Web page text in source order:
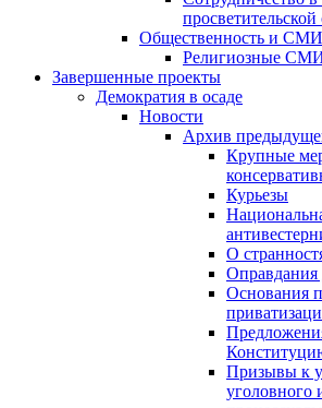
просветительской
Общественность и СМИ
Религиозные
Завершенные проекты
Демократия в осаде
Новости
Архив
Крупные
Курьезы
О
Основания
Призывы к
уголовного